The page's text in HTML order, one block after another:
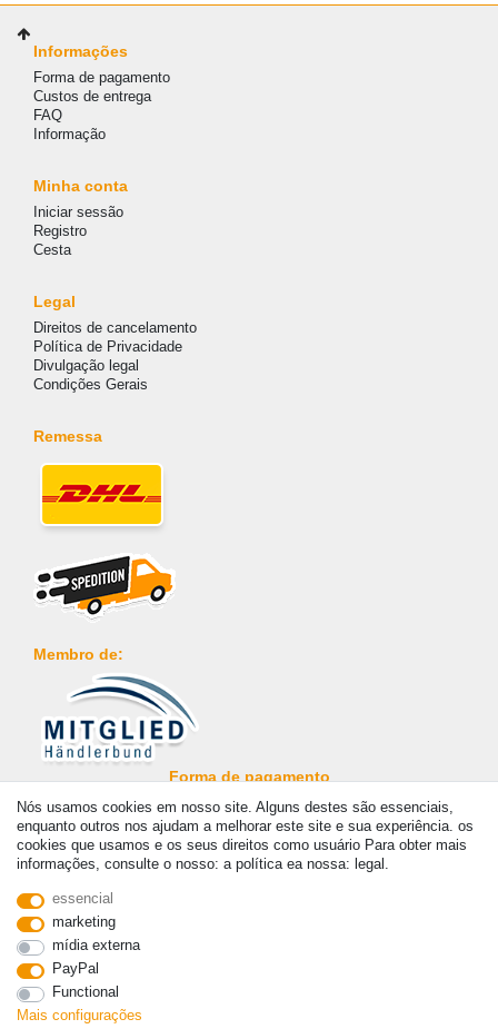
Informações
Forma de pagamento
Custos de entrega
FAQ
Informação
Minha conta
Iniciar sessão
Registro
Cesta
Legal
Direitos de cancelamento
Política de Privacidade
Divulgação legal
Condições Gerais
Remessa
Membro de:
Forma de pagamento
© Copyright 2026 | Todos os direitos reservados. - Prices incl. VAT. 19% VAT Basic prices
see article detail | * Applies to deliveries to the UK!
Withdraw from contract here
Nós usamos cookies em nosso site. Alguns destes são essenciais,
enquanto outros nos ajudam a melhorar este site e sua experiência. os
cookies que usamos e os seus direitos como usuário Para obter mais
informações, consulte o nosso: a política ea nossa: legal.
essencial
marketing
mídia externa
PayPal
Functional
Mais configurações